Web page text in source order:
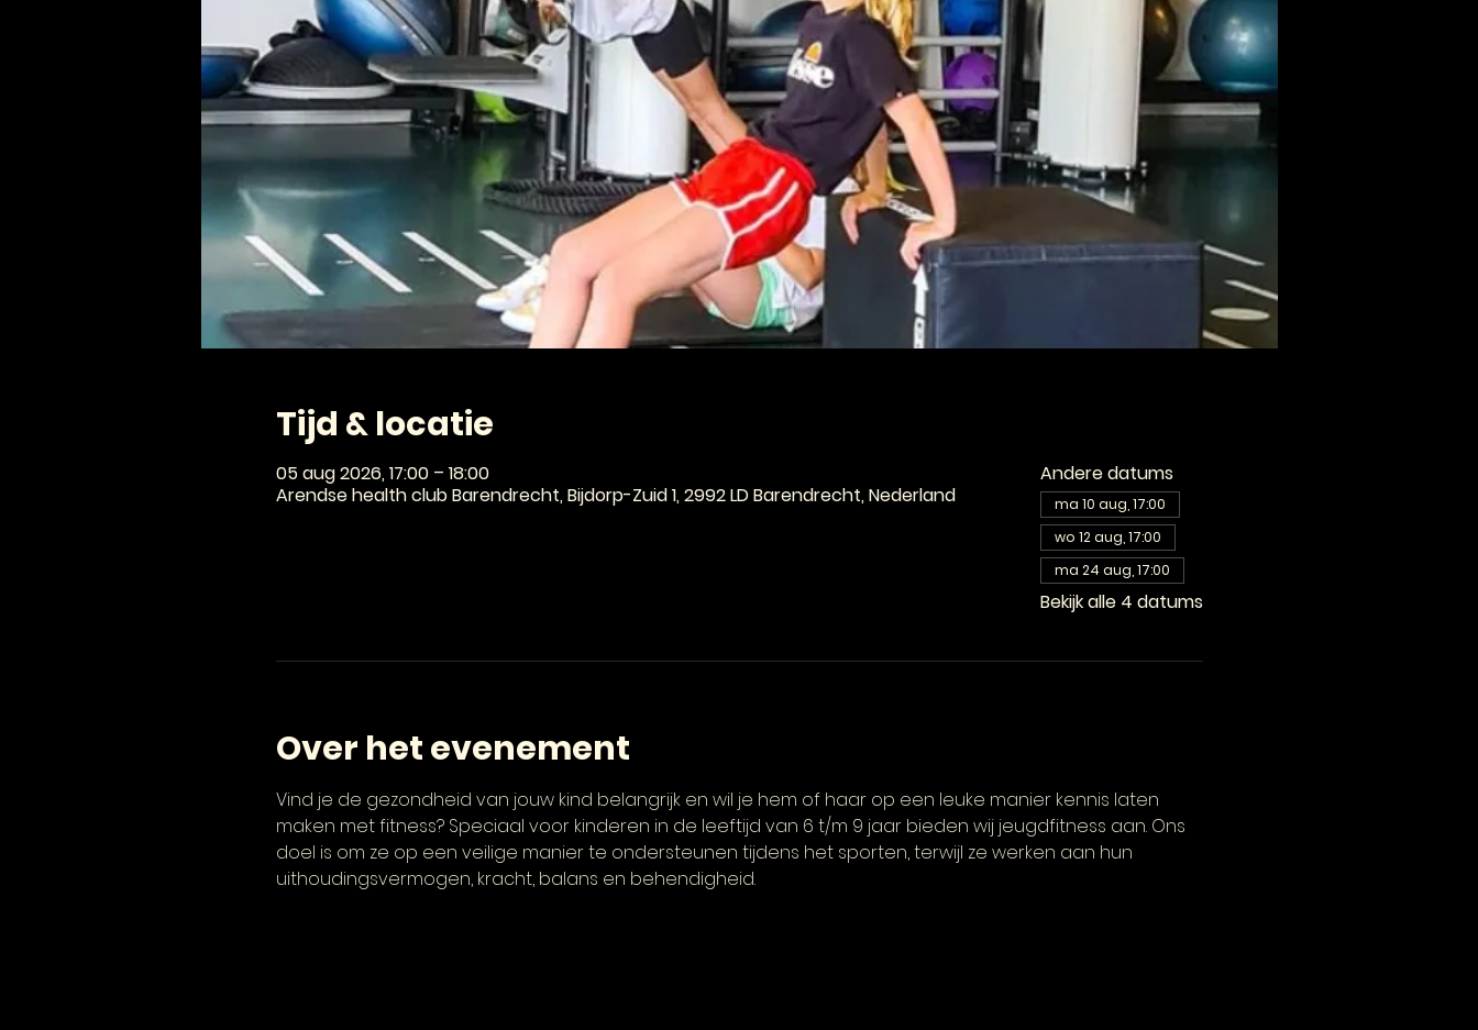
Tijd & locatie
05 aug 2026, 17:00 – 18:00
Arendse health club Barendrecht, Bijdorp-Zuid 1, 2992 LD Barendrecht, Nederland
Andere datums
ma 10 aug, 17:00
wo 12 aug, 17:00
ma 24 aug, 17:00
Bekijk alle 4 datums
Over het evenement
Vind je de gezondheid van jouw kind belangrijk en wil je hem of haar op een leuke manier kennis laten
maken met fitness? Speciaal voor kinderen in de leeftijd van 6 t/m 9 jaar bieden wij jeugdfitness aan. Ons
doel is om ze op een veilige manier te ondersteunen tijdens het sporten, terwijl ze werken aan hun
uithoudingsvermogen, kracht, balans en behendigheid.